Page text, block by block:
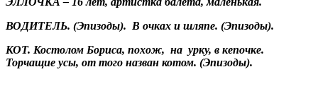
ВОДИТЕЛЬ. (Эпизоды). В очках и шляпе. (Эпизоды).
КОТ. Костолом Бориса, похож, на урку, в кепочке.
Торчащие усы, от того назван котом. (Эпизоды).